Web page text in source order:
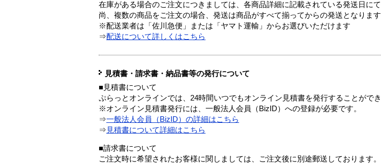
在庫がある場合のご注文につきましては、各商品詳細に記載されている発送日に
尚、複数の商品をご注文の場合、発送は商品がすべて揃ってからの発送となります
※配送業者は「佐川急便」または「ヤマト運輸」からお選びいただけます
⇒配送について詳しくはこちら
見積書・請求書・納品書等の発行について
■見積書について
ぷらっとオンラインでは、24時間いつでもオンライン見積書を発行することができ
※オンライン見積書発行には、一般法人会員（BizID）への登録が必要です。
⇒一般法人会員（BizID）の詳細はこちら
⇒ 見積書について詳細はこちら
■請求書について
ご注文時に希望されたお客様に関しましては、ご注文後に別途郵送しております。